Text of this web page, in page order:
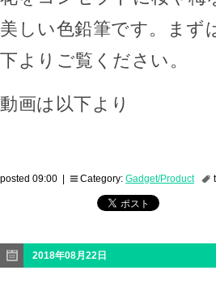
美しい色鉛筆です。まず
下よりご覧ください。
動画は以下より
posted 09:00 | Category: Gadget/Product
2018年08月22日